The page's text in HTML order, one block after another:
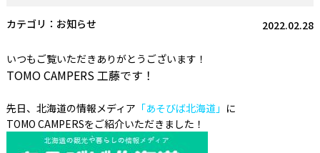
お知らせ 2022.02.28
いつもご覧いただきありがとうございます！
TOMO CAMPERS 工藤です！
先日、北海道の情報メディア 「あそびば北海道」 に
TOMO CAMPERSをご紹介いただきました！